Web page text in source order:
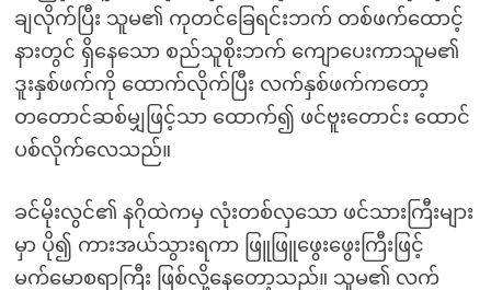
ချလိုက်ပြီး သူမ၏ ကုတင်ခြေရင်းဘက် တစ်ဖက်ထောင့်
နားတွင် ရှိနေသော စည်သူစိုးဘက် ကျောပေးကာသူမ၏
ဒူးနှစ်ဖက်ကို ထောက်လိုက်ပြီး လက်နှစ်ဖက်ကတော့
တတောင်ဆစ်မျှဖြင့်သာ ထောက်၍ ဖင်ဗူးတောင်း ထောင်
ပစ်လိုက်လေသည်။
ခင်မိုးလွင်၏ နဂိုထဲကမှ လုံးတစ်လှသော ဖင်သားကြီးများ
မှာ ပို၍ ကားအယ်သွားရကာ ဖြူဖြူဖွေးဖွေးကြီးဖြင့်
မက်မောစရာကြီး ဖြစ်လို့နေတော့သည်။ သူမ၏ လက်